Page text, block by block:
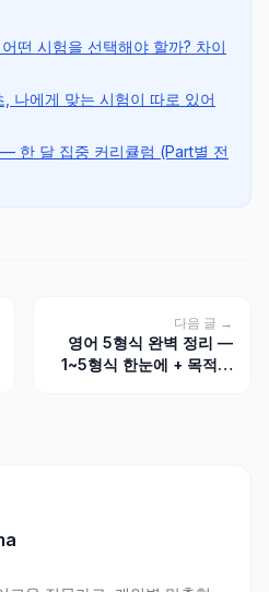
떤 시험을 선택해야 할까? 차이
, 나에게 맞는 시험이 따로 있어
한 달 집중 커리큘럼 (Part별 전
다음 글 →
영어 5형식 완벽 정리 —
1~5형식 한눈에 + 목적격